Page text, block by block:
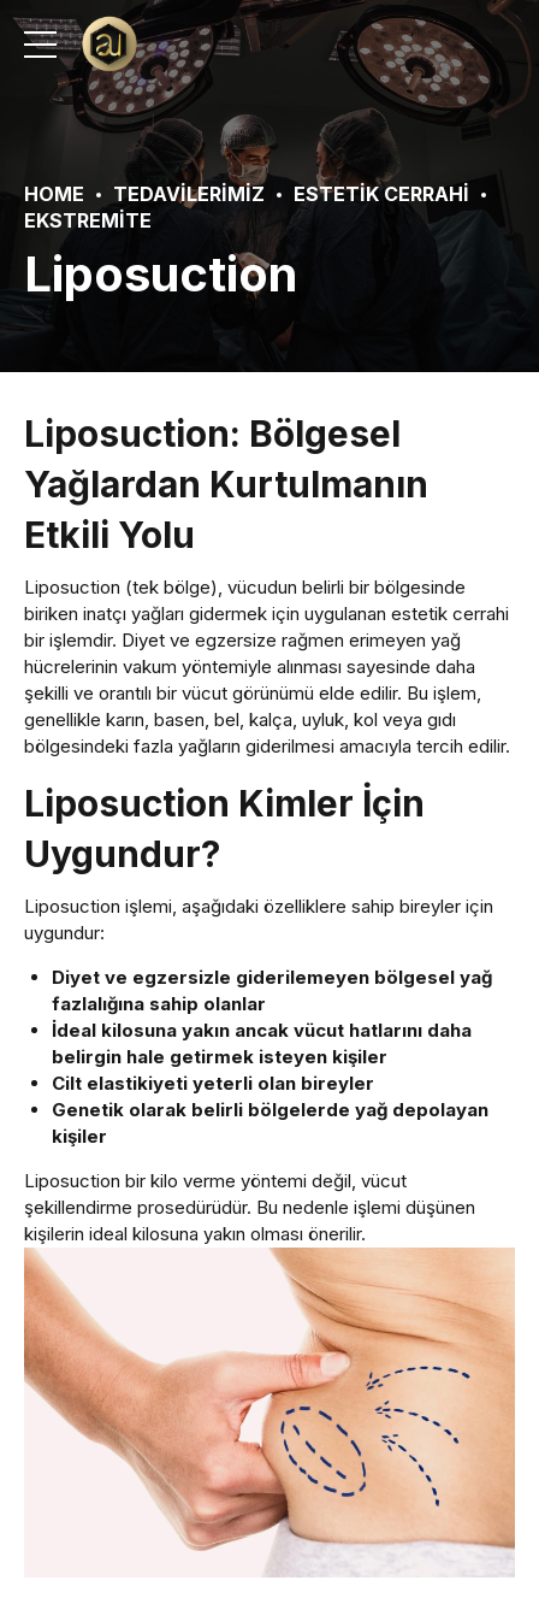
HOME TEDAVILERIMIZ
ESTETIK CERRAHI
EKSTREMITE
Liposuction
Liposuction: Bölgesel
Yağlardan Kurtulmanın
Etkili Yolu
Liposuction (tek bölge), vücudun belirli bir bölgesinde
biriken inatçı yağları gidermek için uygulanan estetik cerrahi
bir işlemdir. Diyet ve egzersize rağmen erimeyen yağ
hücrelerinin vakum yöntemiyle alınması sayesinde daha
şekilli ve orantılı bir vücut görünümü elde edilir. Bu işlem,
genellikle karın, basen, bel, kalça, uyluk, kol veya gıdı
bölgesindeki fazla yağların giderilmesi amacıyla tercih edilir.
Liposuction Kimler İçin
Uygundur?
Liposuction işlemi, aşağıdaki özelliklere sahip bireyler için
uygundur:
Diyet ve egzersizle giderilemeyen bölgesel yağ
fazlalığına sahip olanlar
İdeal kilosuna yakın ancak vücut hatlarını daha
belirgin hale getirmek isteyen kişiler
Cilt elastikiyeti yeterli olan bireyler
Genetik olarak belirli bölgelerde yağ depolayan
kişiler
Liposuction bir kilo verme yöntemi değil, vücut
şekillendirme prosedürüdür. Bu nedenle işlemi düşünen
kişilerin ideal kilosuna yakın olması önerilir.